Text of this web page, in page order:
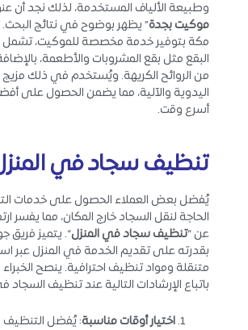
وطبيعة الألياف المستخدمة، لذلك نجد أن
موكيت بجدة” يظهر بوضوح في نتائج
مكة بتوفير خدمة مخصصة للموكيت، تشمل
البقع مثل بقع المشروبات والأطعمة،
من الروائح الكريهة. ويُستخدم في ذلك مزيج
اليدوية والآلية، مما يضمن الحصول على
أسرع وقت.
تنظيف سجاد في
يُفضل بعض العملاء الحصول على خدمات
الحاجة لنقل السجاد خارج المكان، مما يفسر
عن “تنظيف سجاد في المنزل“. يتميز فريق
بقدرته على تقديم الخدمة في المنزل عبر
متنقلة ومواد تنظيف احترافية. ينصح
باتباع الإرشادات التالية عند تنظيف السجاد
اختيار أوقات مناسبة: يُفضل